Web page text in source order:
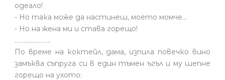
одеало!
- Но така може да настинеш, моето момче…
- Но на жена ми и става горещо!
........................
По време на коктейл, дама, изпила повечко вино
замъква съпруга си в един тъмен ъгъл и му шепне
горещо на ухото: